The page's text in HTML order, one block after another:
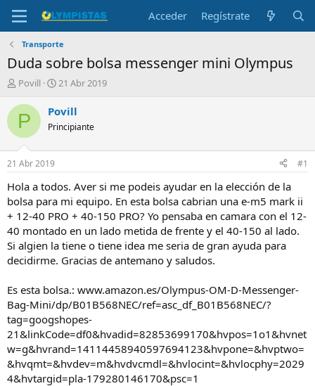
Acceder Regístrate
Transporte
Duda sobre bolsa messenger mini Olympus
I
i
c
a
d
o
r
d
e
l
t
e
m
Povill
F
c
a
i
n
c
i
o
21 Abr 2019
P Povill
Principiante
21 Abr 2019 #1
Hola a todos. Aver si me podeis ayudar en la elección de la
bolsa para mi equipo. En esta bolsa cabrian una e-m5 mark ii
+ 12-40 PRO + 40-150 PRO? Yo pensaba en camara con el 12-
40 montado en un lado metida de frente y el 40-150 al lado.
Si algien la tiene o tiene idea me seria de gran ayuda para
decidirme. Gracias de antemano y saludos.
Es esta bolsa.: www.amazon.es/Olympus-OM-D-Messenger-
Bag-Mini/dp/B01B568NEC/ref=asc_df_B01B568NEC/?
tag=googshopes-
21&linkCode=df0&hvadid=82853699170&hvpos=1o1&hvnet
w=g&hvrand=14114458940597694123&hvpone=&hvptwo=
&hvqmt=&hvdev=m&hvdvcmdl=&hvlocint=&hvlocphy=2029
4&hvtargid=pla-179280146170&psc=1